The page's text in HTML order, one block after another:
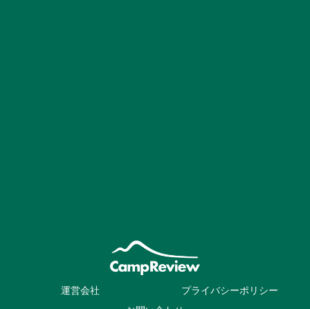
運営会社
プライバシーポリシー